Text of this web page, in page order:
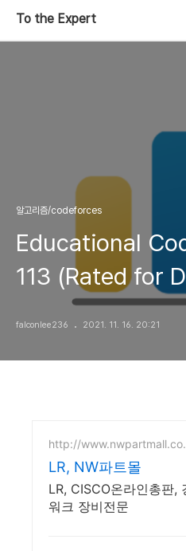
To the Expert
알고리즘/codeforces
Educational
113 (Rated for
Balanced
falconlee236 2021. 11. 16. 20:21
http://
LR, NW파트몰
LR, CISCO온라인총판,
워크 장비전문